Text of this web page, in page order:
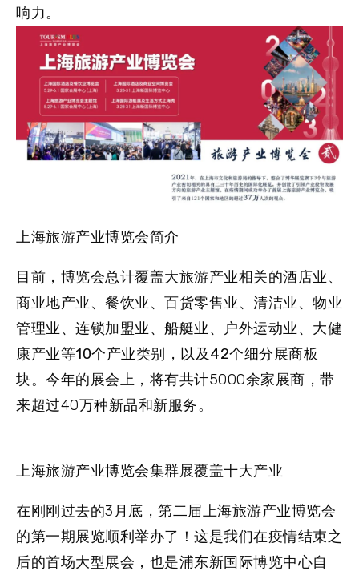
响力。
上海旅游产业博览会简介
目前， 博览会总计覆盖大旅游产业相关的酒店业、
商业地产业、餐饮业、百货零售业、清洁业、物业
管理业、连锁加盟业、船艇业、户外运动业、大健
康产业等10个产业类别，以及42个细分展商板
块。 今年的展会上，将有共计5000余家展商，带
来超过40万种新品和新服务。
上海旅游产业博览会集群展覆盖十大产业
在刚刚过去的3月底，第二届上海旅游产业博览会
的第一期展览顺利举办了！这是我们在疫情结束之
后的首场大型展会，也是浦东新国际博览中心自